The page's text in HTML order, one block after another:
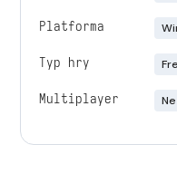
Platforma
Typ hry
Multiplayer Ne